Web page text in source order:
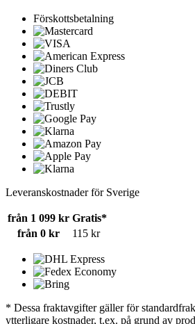
Förskottsbetalning
Leveranskostnader för Sverige
från 1 099 kr Gratis*
från 0 kr
115 kr
* Dessa fraktavgifter gäller för
ytterligare kostnader, t.ex. på grund av